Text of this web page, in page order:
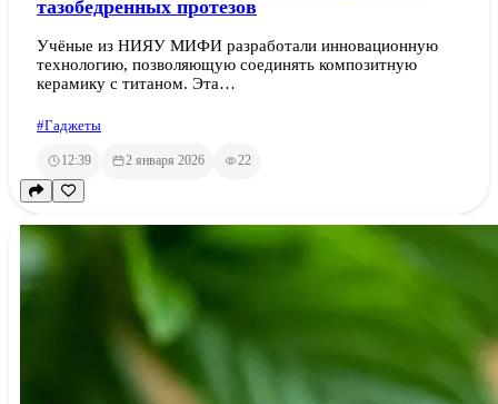
тазобедренных протезов
Учёные из НИЯУ МИФИ разработали инновационную
технологию, позволяющую соединять композитную
керамику с титаном. Эта…
#Гаджеты
12:39 2 января 2026 22